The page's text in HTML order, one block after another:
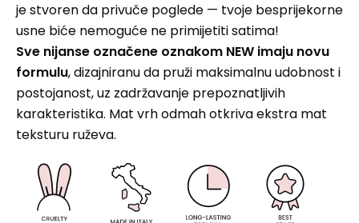
je stvoren da privuče poglede — tvoje besprijekorne
usne biće nemoguće ne primijetiti satima!
Sve nijanse označene oznakom NEW imaju novu
formulu, dizajniranu da pruži maksimalnu udobnost i
postojanost, uz zadržavanje prepoznatljivih
karakteristika. Mat vrh odmah otkriva ekstra mat
teksturu ruževa.